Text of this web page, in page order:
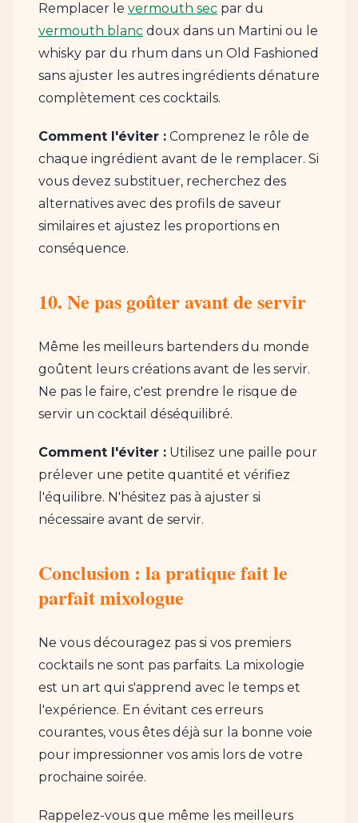
Remplacer le vermouth sec par du
vermouth blanc doux dans un Martini ou le
whisky par du rhum dans un Old Fashioned
sans ajuster les autres ingrédients dénature
complètement ces cocktails.
Comment l'éviter : Comprenez le rôle de
chaque ingrédient avant de le remplacer. Si
vous devez substituer, recherchez des
alternatives avec des profils de saveur
similaires et ajustez les proportions en
conséquence.
10. Ne pas goûter avant de servir
Même les meilleurs bartenders du monde
goûtent leurs créations avant de les servir.
Ne pas le faire, c'est prendre le risque de
servir un cocktail déséquilibré.
Comment l'éviter : Utilisez une paille pour
prélever une petite quantité et vérifiez
l'équilibre. N'hésitez pas à ajuster si
nécessaire avant de servir.
Conclusion : la pratique fait le
parfait mixologue
Ne vous découragez pas si vos premiers
cocktails ne sont pas parfaits. La mixologie
est un art qui s'apprend avec le temps et
l'expérience. En évitant ces erreurs
courantes, vous êtes déjà sur la bonne voie
pour impressionner vos amis lors de votre
prochaine soirée.
Rappelez-vous que même les meilleurs